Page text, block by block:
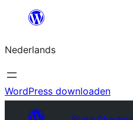
de
inhoud
Nederlands
WordPress downloaden